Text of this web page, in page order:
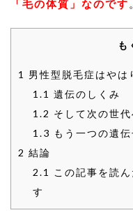
「毛の体質」なのです
も
1
男性型脱毛症はやは
1.1 遺伝のしくみ
1.2 そして次の世代
1.3 もう一つの遺伝
2 結論
2.1
この記事を読
す